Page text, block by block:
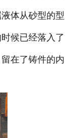
体从砂型的型
候已经落入了
在了铸件的内